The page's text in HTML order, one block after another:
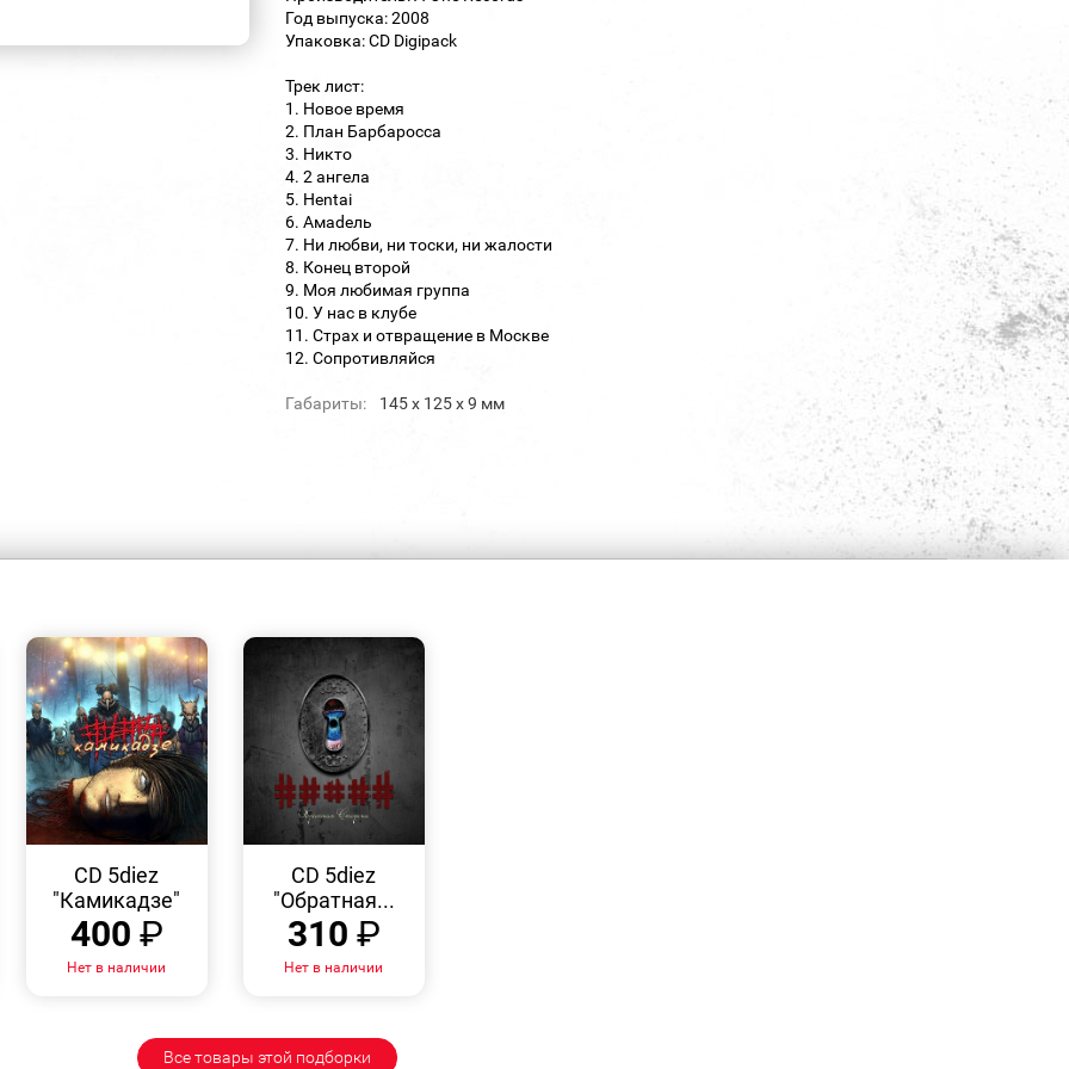
Год выпуска: 2008
Упаковка: CD Digipack
Трек лист:
1. Новое время
2. План Барбаросса
3. Никто
4. 2 ангела
5. Hentai
6. Амаdель
7. Ни любви, ни тоски, ни жалости
8. Конец второй
9. Моя любимая группа
10. У нас в клубе
11. Страх и отвращение в Москве
12. Сопротивляйся
Габариты: 145 х 125 х 9 мм
ПРОСМОТР
CD 5diez
"Камикадзе"
400 ₽
Нет в наличии
ПРОСМОТР
CD 5diez
"Обратная...
310 ₽
Нет в наличии
Все товары этой подборки